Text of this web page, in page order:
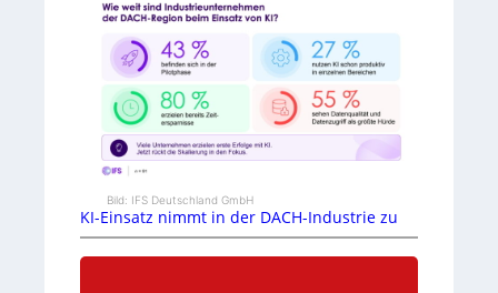
Bild: IFS Deutschland GmbH
KI-Einsatz nimmt in der DACH-Industrie zu